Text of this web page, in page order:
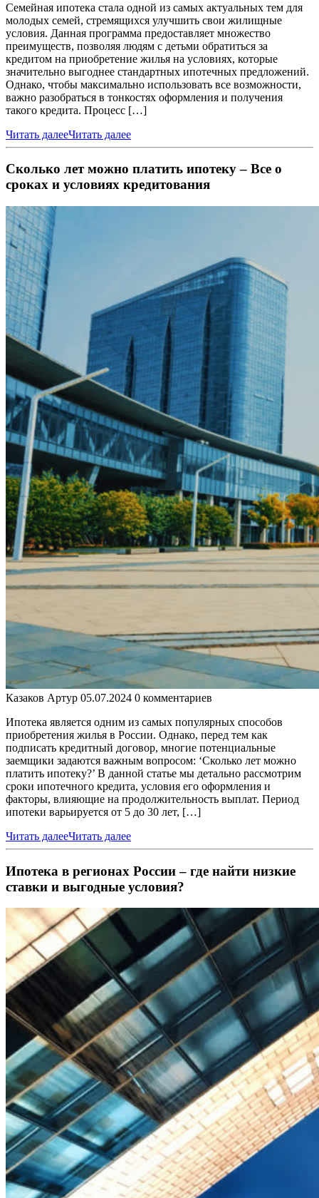
Семейная ипотека стала одной из самых актуальных тем для
молодых семей, стремящихся улучшить свои жилищные
условия. Данная программа предоставляет множество
преимуществ, позволяя людям с детьми обратиться за
кредитом на приобретение жилья на условиях, которые
значительно выгоднее стандартных ипотечных предложений.
Однако, чтобы максимально использовать все возможности,
важно разобраться в тонкостях оформления и получения
такого кредита. Процесс […]
Читать далееЧитать далее
Сколько лет можно платить ипотеку – Все о
сроках и условиях кредитования
Казаков Артур 05.07.2024 0 комментариев
Ипотека является одним из самых популярных способов
приобретения жилья в России. Однако, перед тем как
подписать кредитный договор, многие потенциальные
заемщики задаются важным вопросом: ‘Сколько лет можно
платить ипотеку?’ В данной статье мы детально рассмотрим
сроки ипотечного кредита, условия его оформления и
факторы, влияющие на продолжительность выплат. Период
ипотеки варьируется от 5 до 30 лет, […]
Читать далееЧитать далее
Ипотека в регионах России – где найти низкие
ставки и выгодные условия?